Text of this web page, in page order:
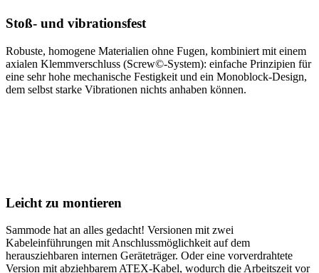
Stoß- und vibrationsfest
Robuste, homogene Materialien ohne Fugen, kombiniert mit einem
axialen Klemmverschluss (Screw©-System): einfache Prinzipien für
eine sehr hohe mechanische Festigkeit und ein Monoblock-Design,
dem selbst starke Vibrationen nichts anhaben können.
Leicht zu montieren
Sammode hat an alles gedacht! Versionen mit zwei
Kabeleinführungen mit Anschlussmöglichkeit auf dem
herausziehbaren internen Geräteträger. Oder eine vorverdrahtete
Version mit abziehbarem ATEX-Kabel, wodurch die Arbeitszeit vor